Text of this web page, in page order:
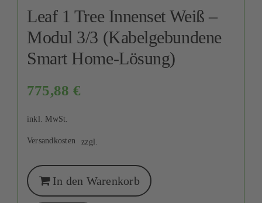
Leaf 1 Tree Innenset Weiß –
Modul 3/3 (Kabelgebundene
Smart Home-Lösung)
775,88 €
inkl. MwSt.
zzgl.
Versandkosten
In den Warenkorb